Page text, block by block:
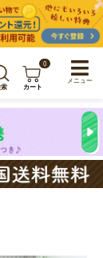
索
0
カート
メニュー